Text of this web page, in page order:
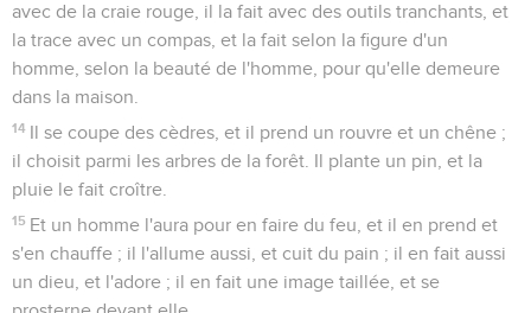
avec de la craie rouge, il la fait avec des outils tranchants, et
la trace avec un compas, et la fait selon la figure d'un
homme, selon la beauté de l'homme, pour qu'elle demeure
dans la maison.
14 Il se coupe des cèdres, et il prend un rouvre et un chêne ;
il choisit parmi les arbres de la forêt. Il plante un pin, et la
pluie le fait croître.
15 Et un homme l'aura pour en faire du feu, et il en prend et
s'en chauffe ; il l'allume aussi, et cuit du pain ; il en fait aussi
un dieu, et l'adore ; il en fait une image taillée, et se